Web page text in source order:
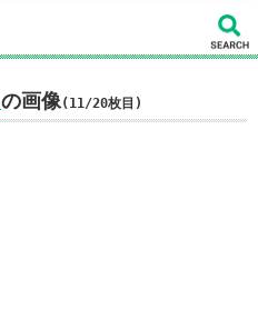
の画像(11/20枚目)